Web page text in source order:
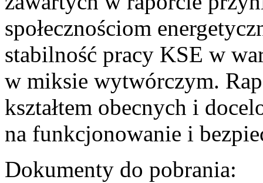
społecznościom
stabilność pracy KSE w
w miksie wytwórczym.
kształtem obecnych i
na funkcjonowanie i
Dokumenty do pobrania: